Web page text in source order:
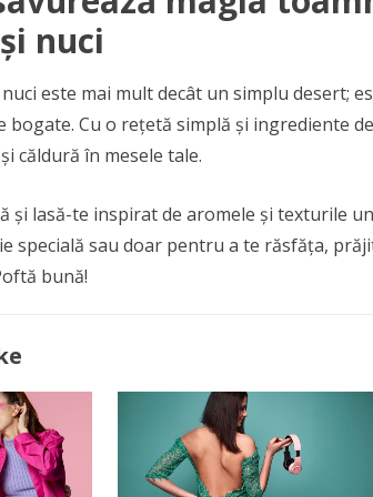
nuci
este mai mult decât un simplu desert;
bogate. Cu o rețetă simplă și ingrediente
căldură în mesele tale.
și lasă-te inspirat de aromele și texturile
specială sau doar pentru a te răsfăța,
bună!